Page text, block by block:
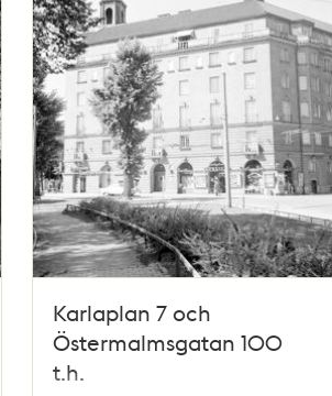
Karlaplan 7 och
Östermalmsgatan 100
t.h.